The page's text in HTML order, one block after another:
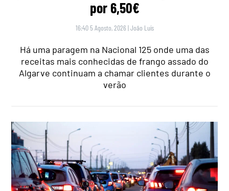
por 6,50€
16:40 5 Agosto, 2026 |João Luís
Há uma paragem na Nacional 125 onde uma das
receitas mais conhecidas de frango assado do
Algarve continuam a chamar clientes durante o
verão